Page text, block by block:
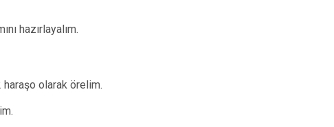
hazırlayalım.
olarak örelim.